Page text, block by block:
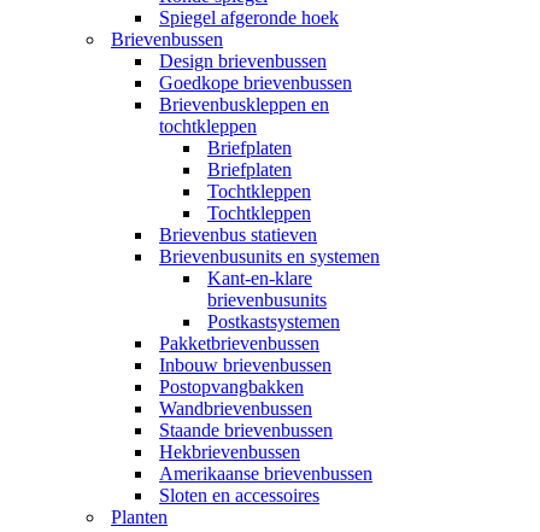
Spiegel afgeronde hoek
Brievenbussen
Design brievenbussen
Goedkope brievenbussen
Brievenbuskleppen en
tochtkleppen
Briefplaten
Briefplaten
Tochtkleppen
Tochtkleppen
Brievenbus statieven
Brievenbusunits en systemen
Kant-en-klare
brievenbusunits
Postkastsystemen
Pakketbrievenbussen
Inbouw brievenbussen
Postopvangbakken
Wandbrievenbussen
Staande brievenbussen
Hekbrievenbussen
Amerikaanse brievenbussen
Sloten en accessoires
Planten